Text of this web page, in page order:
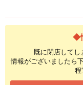
◆
既に閉店してし
情報がございましたら
程